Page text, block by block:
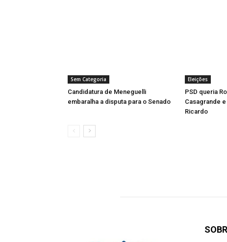
Sem Categoria
Candidatura de Meneguelli
embaralha a disputa para o Senado
Eleições
PSD queria
Casagrande
Ricardo